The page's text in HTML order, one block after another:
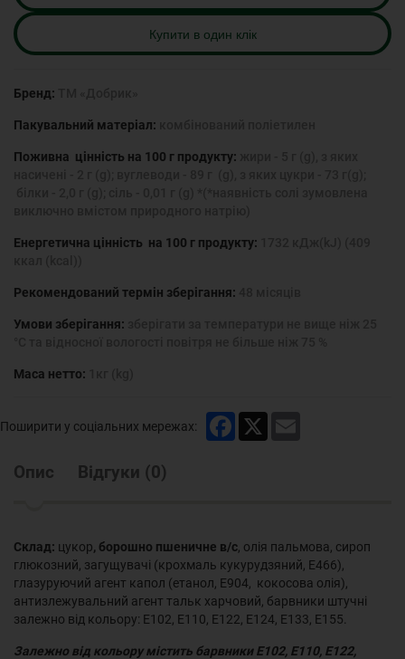
Купити в один клік
Бренд:
Пакувальний матеріал:
Поживна цінність на 100 г продукту:
Енергетична цінність на 100 г продукту:
Рекомендований термін зберігання:
Умови зберігання:
Маса нетто:
Поширити у соціальних мережах: Facebook
Опис Відгуки (0)
Склад: цукор, борошно пшеничне в/с , олія пальмова, сироп
глюкозний, загущувачі (крохмаль кукурудзяний, Е466),
глазуруючий агент капол (етанол, Е904, кокосова олія),
антизлежувальний агент тальк харчовий, барвники штучні
залежно від кольору: Е102, Е110, Е122, Е124, Е133, Е155.
Залежно від кольору містить барвники Е102, Е110, Е122,